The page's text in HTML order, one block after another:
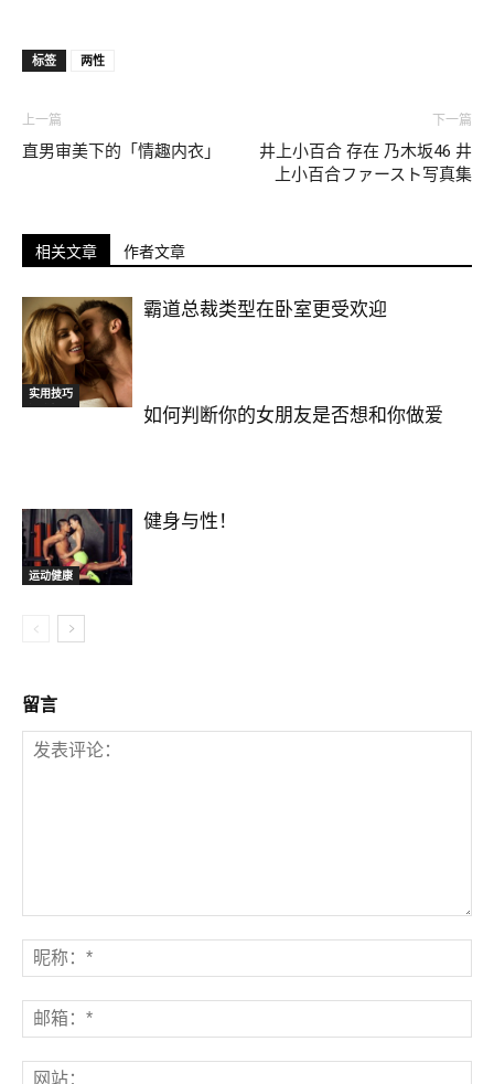
标签 两性
上一篇
直男审美下的「情趣内衣」
下一篇
井上小百合 存在 乃木坂46 井
上小百合ファースト写真集
相关文章 作者文章
运动健康
霸道总裁类型在卧室更受欢迎
实用技巧
如何判断你的女朋友是否想和你做爱
运动健康
健身与性！
留言